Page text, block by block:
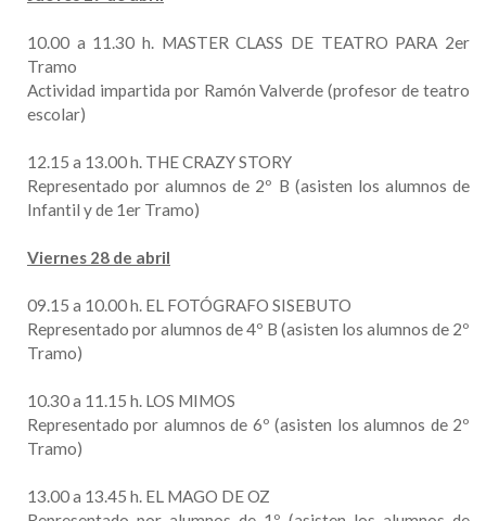
10.00 a 11.30 h. MASTER CLASS DE TEATRO PARA 2er
Tramo
Actividad impartida por Ramón Valverde (profesor de teatro
escolar)
12.15 a 13.00 h. THE CRAZY STORY
Representado por alumnos de 2º B (asisten los alumnos de
Infantil y de 1er Tramo)
Viernes 28 de abril
09.15 a 10.00 h. EL FOTÓGRAFO SISEBUTO
Representado por alumnos de 4º B (asisten los alumnos de 2º
Tramo)
10.30 a 11.15 h. LOS MIMOS
Representado por alumnos de 6º (asisten los alumnos de 2º
Tramo)
13.00 a 13.45 h. EL MAGO DE OZ